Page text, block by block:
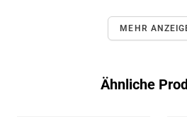
MEHR
Ähnliche